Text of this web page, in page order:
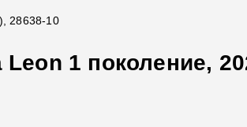
28638-10
1 поколение,